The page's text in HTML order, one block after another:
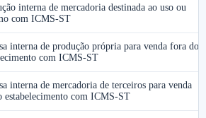
interna de mercadoria destinada ao uso ou
com ICMS-ST
interna de produção própria para venda fora do
com ICMS-ST
interna de mercadoria de terceiros para venda
estabelecimento com ICMS-ST